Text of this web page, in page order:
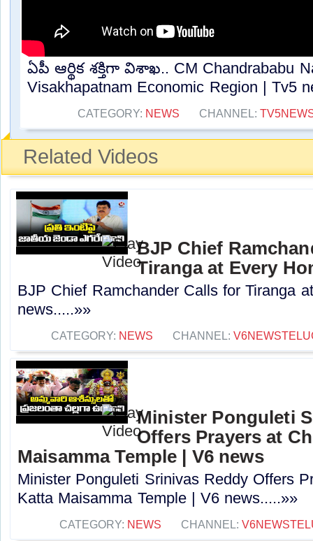
ఏపీ ఆర్థిక శక్తిగా విశాఖ.. CM Chandrababu
Visakhapatnam Economic Region | Tv5
CATEGORY: NEWS CHANNEL:
Related Videos
BJP Chief
Tiranga at Every
BJP Chief Ramchander Calls for Tiranga
news.....»»
CATEGORY: NEWS CHANNEL:
Minister Ponguleti
Offers Prayers at
Maisamma Temple | V6 news
Minister Ponguleti Srinivas Reddy Offers
Katta Maisamma Temple | V6 news.....»»
CATEGORY: NEWS CHANNEL: